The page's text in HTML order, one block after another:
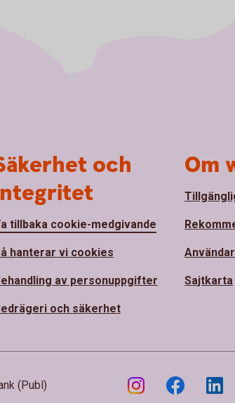
och
tillbaka cookie-medgivande
hanterar vi cookies
av personuppgifter
och säkerhet
Om
Sajtkarta
(Publ)